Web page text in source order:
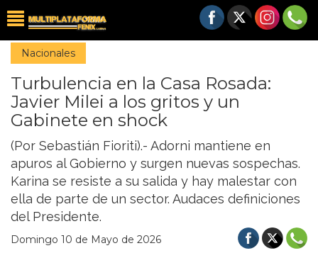
Nacionales
Turbulencia en la Casa Rosada:
Javier Milei a los gritos y un
Gabinete en shock
(Por Sebastián Fioriti).- Adorni mantiene en
apuros al Gobierno y surgen nuevas sospechas.
Karina se resiste a su salida y hay malestar con
ella de parte de un sector. Audaces definiciones
del Presidente.
Domingo 10 de Mayo de 2026